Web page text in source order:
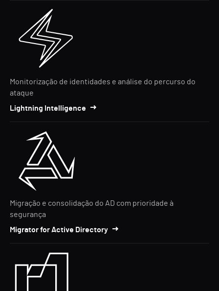
Monitorização de identidades e análise do percurso do
ataque
Lightning Intelligence
Migração e consolidação do AD com prioridade à
segurança
Migrator for Active Directory